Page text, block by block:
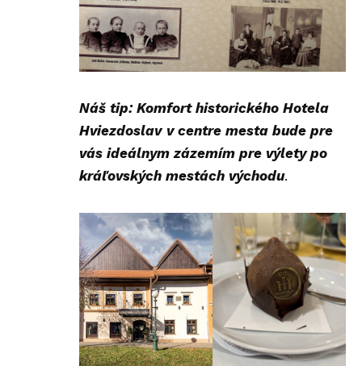
Náš tip: Komfort historického Hotela
Hviezdoslav v centre mesta bude pre
vás ideálnym zázemím pre výlety po
kráľovských mestách východu.